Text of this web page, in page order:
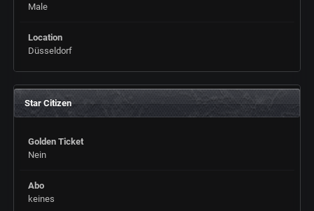
Male
Location
Düsseldorf
Star Citizen
Golden Ticket
Nein
Abo
keines